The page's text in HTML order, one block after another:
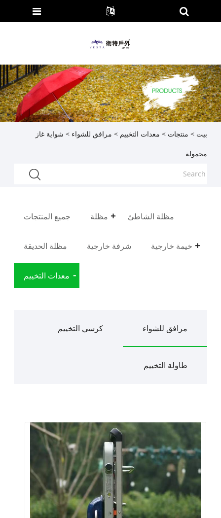
بيت > منتجات > معدات التخييم > مرافق للشواء > شواية غاز
محمولة
جميع المنتجات مظلة مظلة الشاطئ
مظلة الحديقة شرفة خارجية خيمة خارجية
معدات التخييم
مرافق للشواء كرسي التخييم
طاولة التخييم